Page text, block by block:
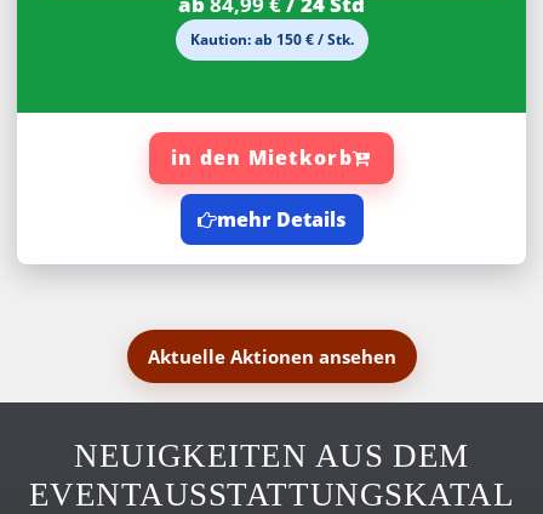
Kaution: ab 150 € / Stk.
in den Mietkorb
mehr Details
Aktuelle Aktionen ansehen
NEUIGKEITEN AUS DEM
EVENTAUSSTATTUNGSKATAL